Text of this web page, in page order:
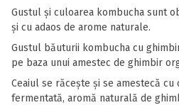
Gustul și culoarea kombucha sunt
și cu adaos de arome naturale.
Gustul băuturii kombucha cu
pe baza unui amestec de ghimbir
Ceaiul se răcește și se amestecă cu
fermentată, aromă naturală de